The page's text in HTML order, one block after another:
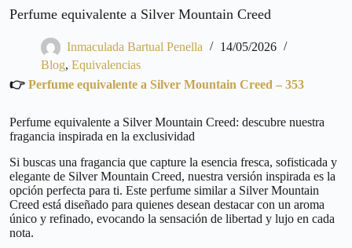
Perfume equivalente a Silver Mountain Creed
Inmaculada Bartual Penella
14/05/2026
Blog, Equivalencias
👉 Perfume equivalente a Silver Mountain Creed – 353
Perfume equivalente a Silver Mountain Creed: descubre nuestra
fragancia inspirada en la exclusividad
Si buscas una fragancia que capture la esencia fresca, sofisticada y
elegante de Silver Mountain Creed, nuestra versión inspirada es la
opción perfecta para ti. Este perfume similar a Silver Mountain
Creed está diseñado para quienes desean destacar con un aroma
único y refinado, evocando la sensación de libertad y lujo en cada
nota.